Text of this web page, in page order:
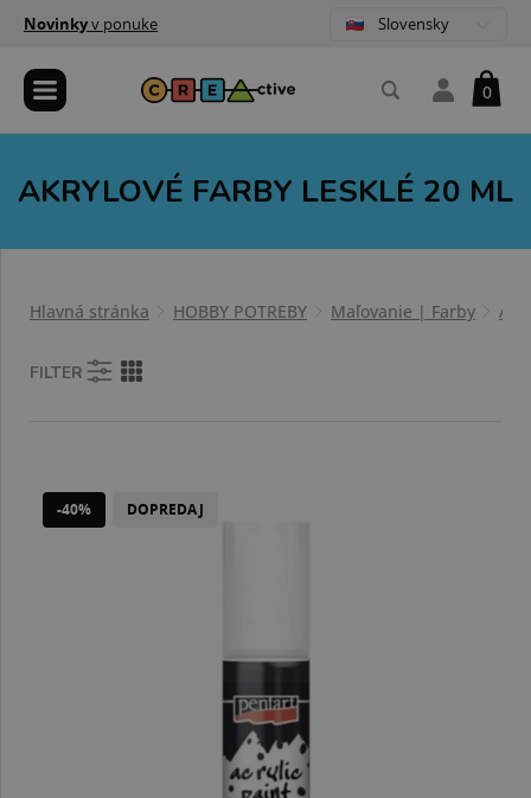
Novinkyv ponuke Slovensky
0
AKRYLOVÉ FARBY LESKLÉ 20 ML
Hlavná stránka HOBBY POTREBY Maľovanie | Farby
FILTER
-40% DOPREDAJ